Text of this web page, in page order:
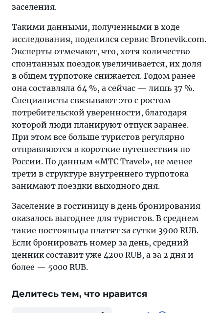
заселения.
Такими данными, полученными в ходе
исследования, поделился сервис Bronevik.com.
Эксперты отмечают, что, хотя количество
спонтанных поездок увеличивается, их доля
в общем турпотоке снижается. Годом ранее
она составляла 64 %, а сейчас — лишь 37 %.
Специалисты связывают это с ростом
потребительской уверенности, благодаря
которой люди планируют отпуск заранее.
При этом все больше туристов регулярно
отправляются в короткие путешествия по
России. По данным «МТС Travel», не менее
трети в структуре внутреннего турпотока
занимают поездки выходного дня.
Заселение в гостиницу в день бронирования
оказалось выгоднее для туристов. В среднем
такие постояльцы платят за сутки 3900 RUB.
Если бронировать номер за день, средний
ценник составит уже 4200 RUB, а за 2 дня и
более — 5000 RUB.
Делитесь тем, что нравится